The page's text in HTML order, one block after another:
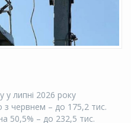
у липні 2026 року
з червнем – до 175,2 тис.
50,5% – до 232,5 тис.